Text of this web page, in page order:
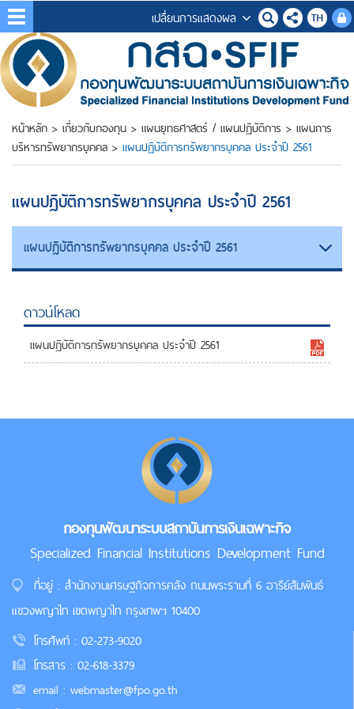
เปลื่ยนการแสดงผล
หน้าหลัก > เกี่ยวกับกองทุน > แผนยุทธศาสตร์ / แผนปฏิบัติการ > แผนการ
บริหารทรัพยากรบุคคล > แผนปฏิบัติการทรัพยากรบุคคล ประจำปี 2561
แผนปฏิบัติการทรัพยากรบุคคล ประจำปี 2561
แผนปฏิบัติการทรัพยากรบุคคล ประจำปี 2561
ดาวน์โหลด
แผนปฏิบัติการทรัพยากรบุคคล ประจำปี 2561
กองทุนพัฒนาระบบสถาบันการเงินเฉพาะกิจ
Specialized Financial Institutions Development Fund
ที่อยู่ : สำนักงานเศรษฐกิจการคลัง ถนนพระรามที่ 6 อารีย์สัมพันธ์
แขวงพญาไท เขตพญาไท กรุงเทพฯ 10400
โทรศัพท์ : 02-273-9020
โทรสาร : 02-618-3379
email : webmaster@fpo.go.th